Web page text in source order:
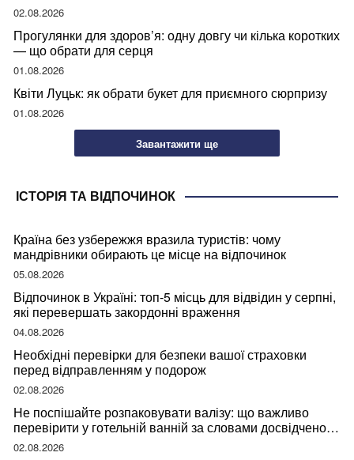
02.08.2026
Прогулянки для здоров’я: одну довгу чи кілька коротких
— що обрати для серця
01.08.2026
Квіти Луцьк: як обрати букет для приємного сюрпризу
01.08.2026
Завантажити ще
ІСТОРІЯ ТА ВІДПОЧИНОК
Країна без узбережжя вразила туристів: чому
мандрівники обирають це місце на відпочинок
05.08.2026
Відпочинок в Україні: топ-5 місць для відвідин у серпні,
які перевершать закордонні враження
04.08.2026
Необхідні перевірки для безпеки вашої страховки
перед відправленням у подорож
02.08.2026
Не поспішайте розпаковувати валізу: що важливо
перевірити у готельній ванній за словами досвідченої
мандрівниці
02.08.2026